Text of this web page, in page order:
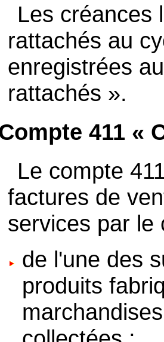
Les créances
rattachés au
enregistrées
rattachés ».
411 «
Le compte
factures de
services par le
de l'une des
produits